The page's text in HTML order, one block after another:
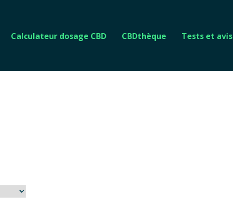
Calculateur dosage CBD CBDthèque Tests et avis